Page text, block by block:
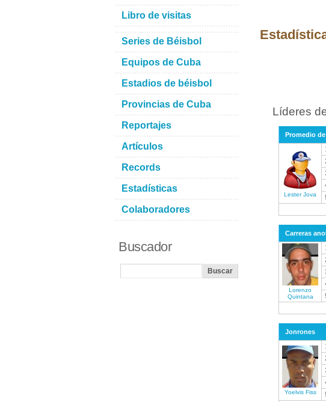
Líderes
Promedio
Lester Jova
Carreras
Lorenzo
Quintana
Jonrones
Yoelvis Fiss
Libro de visitas
Series de Béisbol
Equipos de Cuba
Estadios de béisbol
Provincias de Cuba
Reportajes
Artículos
Records
Estadísticas
Colaboradores
Buscador